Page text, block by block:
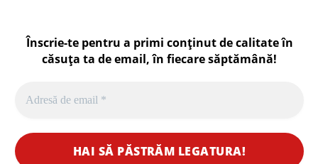
Înscrie-te pentru a primi conținut de calitate în
căsuța ta de email, în fiecaresăptămână!